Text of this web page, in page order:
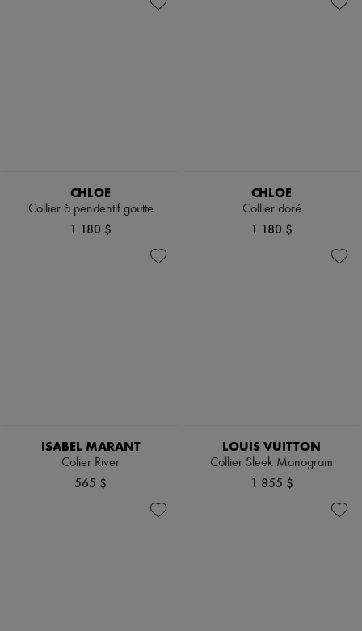
CHLOE
Collier à pendentif goutte
1 180 $
CHLOE
Collier doré
1 180 $
ISABEL MARANT
Colier River
565 $
LOUIS VUITTON
Collier Sleek Monogram
1 855 $